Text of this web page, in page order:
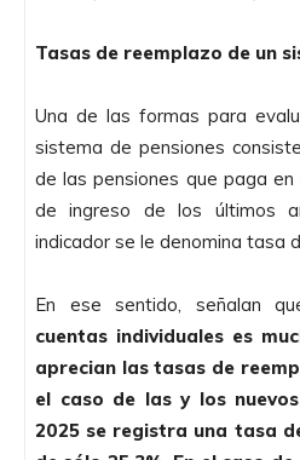
Tasas de reemplazo de un
Una de las formas para
sistema de pensiones
de las pensiones que paga en
de ingreso de los últimos
indicador se le denomina tasa
En ese sentido, señalan
cuentas individuales es
aprecian las tasas de
el caso de las y los
2025 se registra una tasa